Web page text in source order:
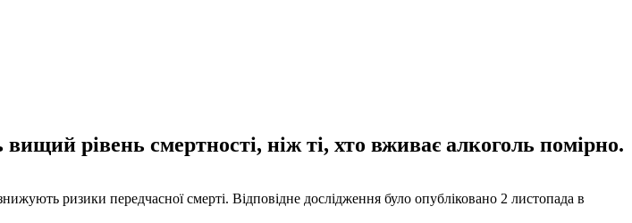
рівень смертності, ніж ті, хто вживає алкоголь помірно.
ризики передчасної смерті. Відповідне дослідження було опубліковано 2 листопада в